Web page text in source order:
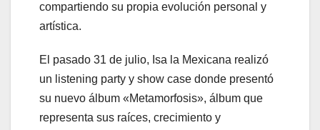
compartiendo su propia evolución personal y
artística.
El pasado 31 de julio, Isa la Mexicana realizó
un listening party y show case donde presentó
su nuevo álbum «Metamorfosis», álbum que
representa sus raíces, crecimiento y